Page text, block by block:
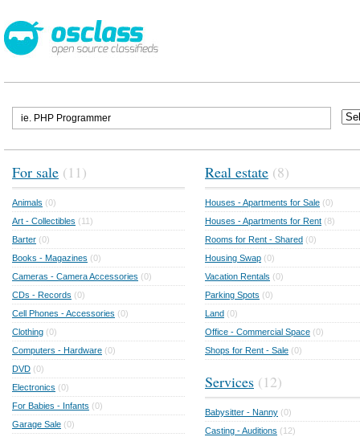
For sale (11)
Animals (0)
Art - Collectibles (11)
Barter (0)
Books - Magazines (0)
Cameras - Camera Accessories (0)
CDs - Records (0)
Cell Phones - Accessories (0)
Clothing (0)
Computers - Hardware (0)
DVD (0)
Electronics (0)
For Babies - Infants (0)
Garage Sale (0)
Real estate (8)
Houses - Apartments for Sale (0)
Houses - Apartments for Rent (8)
Rooms for Rent - Shared (0)
Housing Swap (0)
Vacation Rentals (0)
Parking Spots (0)
Land (0)
Office - Commercial Space (0)
Shops for Rent - Sale (0)
Services (12)
Babysitter - Nanny (0)
Casting - Auditions (12)